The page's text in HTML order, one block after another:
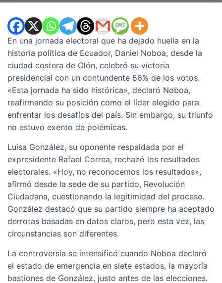
En una jornada electoral que ha dejado huella en la
historia política de Ecuador, Daniel Noboa, desde la
ciudad costera de Olón, celebró su victoria
presidencial con un contundente 56% de los votos.
«Esta jornada ha sido histórica», declaró Noboa,
reafirmando su posición como el líder elegido para
enfrentar los desafíos del país. Sin embargo, su triunfo
no estuvo exento de polémicas.
Luisa González, su oponente respaldada por el
expresidente Rafael Correa, rechazó los resultados
electorales. «Hoy, no reconocemos los resultados»,
afirmó desde la sede de su partido, Revolución
Ciudadana, cuestionando la legitimidad del proceso.
González destacó que su partido siempre ha aceptado
derrotas basadas en datos claros, pero esta vez, las
circunstancias son diferentes.
La controversia se intensificó cuando Noboa declaró
el estado de emergencia en siete estados, la mayoría
bastiones de González, justo antes de las elecciones.